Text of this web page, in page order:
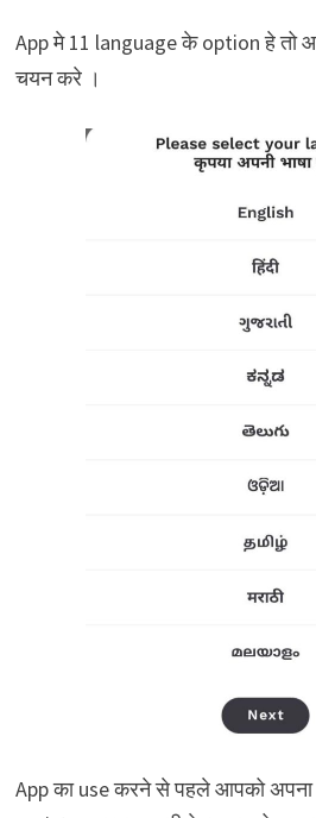
App मे 11 language के option हे तो
चयन करे ।
App का use करने से पहले आपको